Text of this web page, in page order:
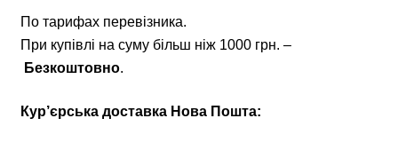
По тарифах перевізника.
При купівлі на суму більш ніж 1000 грн. –
Безкоштовно.
Кур’єрська доставка Нова Пошта: